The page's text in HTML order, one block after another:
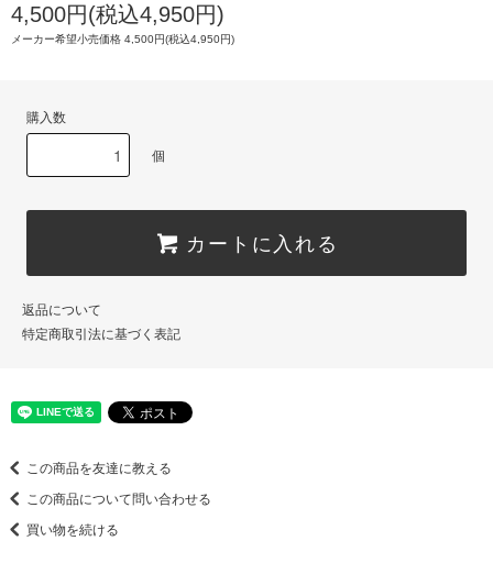
4,500円(税込4,950円)
メーカー希望小売価格 4,500円(税込4,950円)
購入数
個
カートに入れる
返品について
特定商取引法に基づく表記
この商品を友達に教える
この商品について問い合わせる
買い物を続ける